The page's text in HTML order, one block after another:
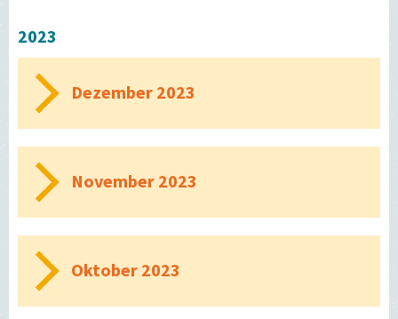
2023
Dezember 2023
November 2023
Oktober 2023